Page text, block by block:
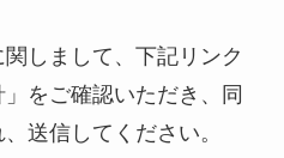
しまして、下記リンク
をご確認いただき、同
送信してください。